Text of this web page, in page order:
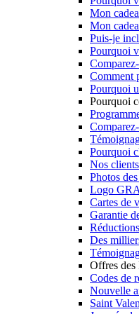
Mon
Mon
Puis-je
Pourquoi
Comment
Pourquoi
Pourquoi
Pourquoi
Nos
Photos
Logo
Cartes de
Garantie
Des
Offres des
Codes de
Nouvelle
Saint